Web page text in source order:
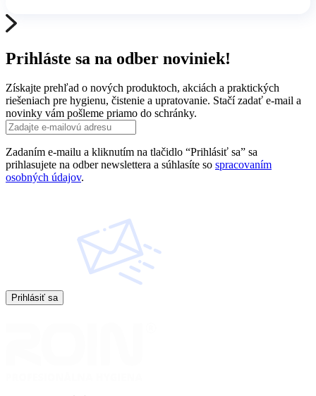
Prihláste sa na odber noviniek!
Získajte prehľad o nových produktoch, akciách a praktických
riešeniach pre hygienu, čistenie a upratovanie. Stačí zadať e-mail a
novinky vám pošleme priamo do schránky.
Zadaním e-mailu a kliknutím na tlačidlo “Prihlásiť sa” sa
prihlasujete na odber newslettera a súhlasíte so spracovaním
osobných údajov.
Prihlásiť sa